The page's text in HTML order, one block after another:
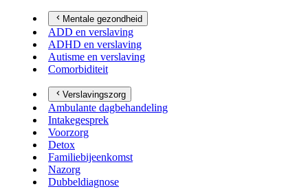
Mentale gezondheid
ADD en verslaving
ADHD en verslaving
Autisme en verslaving
Comorbiditeit
Verslavingszorg
Ambulante dagbehandeling
Intakegesprek
Voorzorg
Detox
Familiebijeenkomst
Nazorg
Dubbeldiagnose